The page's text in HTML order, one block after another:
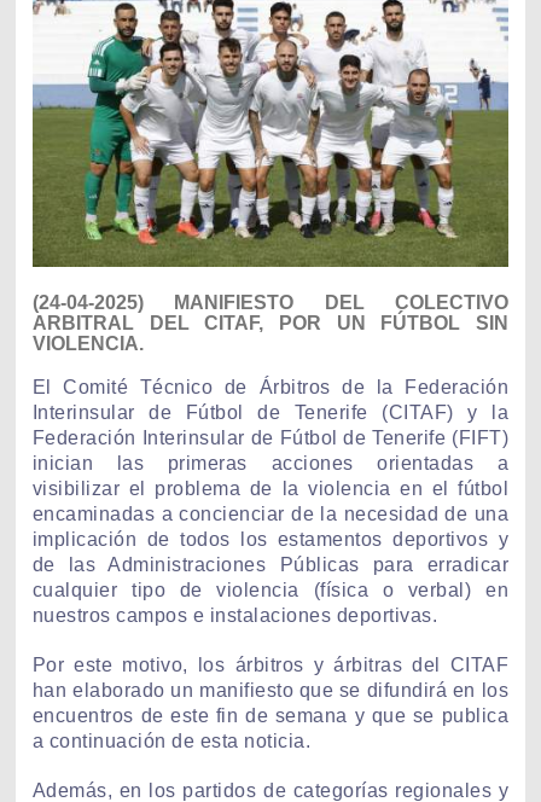
(24-04-2025) MANIFIESTO DEL COLECTIVO
ARBITRAL DEL CITAF, POR UN FÚTBOL SIN
VIOLENCIA.
El Comité Técnico de Árbitros de la Federación
Interinsular de Fútbol de Tenerife (CITAF) y la
Federación Interinsular de Fútbol de Tenerife (FIFT)
inician las primeras acciones orientadas a
visibilizar el problema de la violencia en el fútbol
encaminadas a concienciar de la necesidad de una
implicación de todos los estamentos deportivos y
de las Administraciones Públicas para erradicar
cualquier tipo de violencia (física o verbal) en
nuestros campos e instalaciones deportivas.
Por este motivo, los árbitros y árbitras del CITAF
han elaborado un manifiesto que se difundirá en los
encuentros de este fin de semana y que se publica
a continuación de esta noticia.
Además, en los partidos de categorías regionales y